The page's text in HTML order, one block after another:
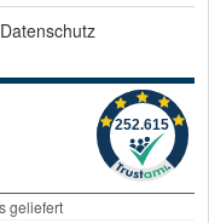
Datenschutz